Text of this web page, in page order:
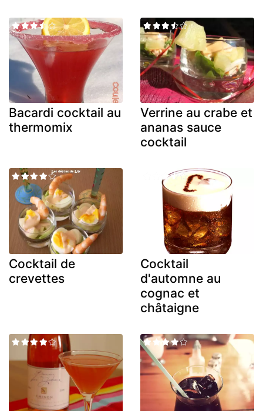
Bacardi cocktail au
thermomix
Verrine au crabe et
ananas sauce
cocktail
Cocktail de
crevettes
Cocktail
d'automne au
cognac et
châtaigne